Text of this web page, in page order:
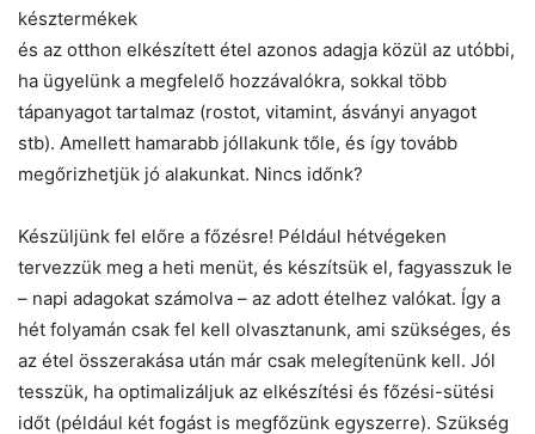
késztermékek
és az otthon elkészített étel azonos adagja közül az utóbbi,
ha ügyelünk a megfelelő hozzávalókra, sokkal több
tápanyagot tartalmaz (rostot, vitamint, ásványi anyagot
stb). Amellett hamarabb jóllakunk tőle, és így tovább
megőrizhetjük jó alakunkat. Nincs időnk?
Készüljünk fel előre a főzésre! Például hétvégeken
tervezzük meg a heti menüt, és készítsük el, fagyasszuk le
– napi adagokat számolva – az adott ételhez valókat. Így a
hét folyamán csak fel kell olvasztanunk, ami szükséges, és
az étel összerakása után már csak melegítenünk kell. Jól
tesszük, ha optimalizáljuk az elkészítési és főzési-sütési
időt (például két fogást is megfőzünk egyszerre). Szükség